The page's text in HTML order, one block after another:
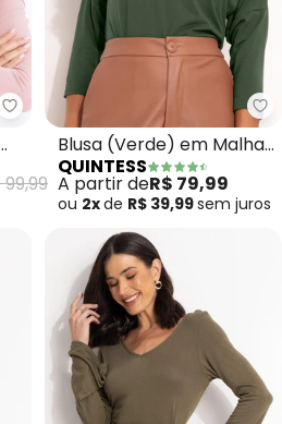
Quintess - Blusa (Rosê) Gola
99,99
Blusa (Verde) em Malha
de Viscose
QUINTESS
A partir deR$ 79,99
ou 2xde R$ 39,99sem juros